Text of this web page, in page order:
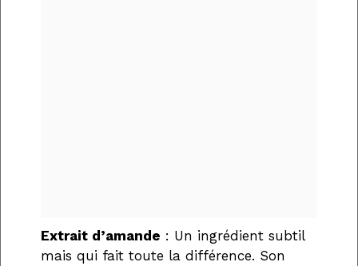
Extrait d’amande : Un ingrédient subtil
mais qui fait toute la différence. Son